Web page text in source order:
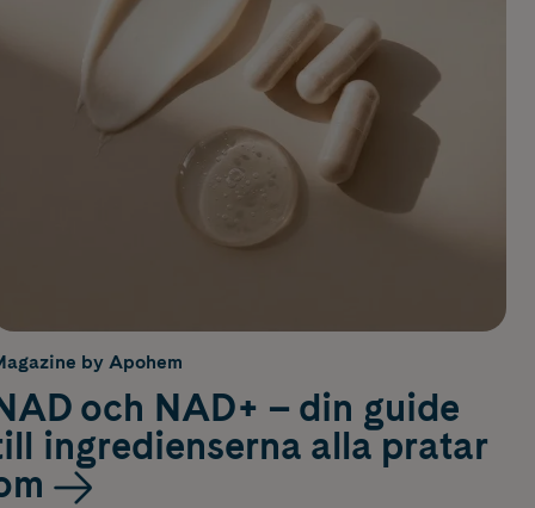
by Apohem
och NAD+ – din guide
ingredienserna alla pratar